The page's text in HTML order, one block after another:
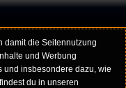
damit die Seitennutzung
und Werbung
und insbesondere dazu, wie
du in unseren